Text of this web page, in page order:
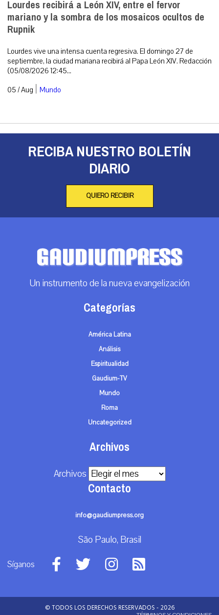
Lourdes recibirá a León XIV, entre el fervor
mariano y la sombra de los mosaicos ocultos de
Rupnik
Lourdes vive una intensa cuenta regresiva. El domingo 27 de
septiembre, la ciudad mariana recibirá al Papa León XIV. Redacción
(05/08/2026 12:45...
05 / Aug | Mundo
RECIBA NUESTRO BOLETÍN
DIARIO
QUIERO RECIBIR
Un instrumento de la nueva evangelización
Categorías
América Latina
Análisis
Espiritualidad
Gaudium-TV
Mundo
Roma
Uncategorized
Archivos
Archivos
Contacto
info@gaudiumpress.org
São Paulo, Brasil
Síganos
© TODOS LOS DERECHOS RESERVADOS - 2026